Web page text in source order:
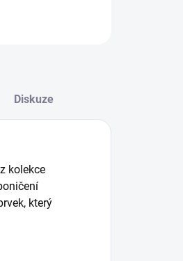
Diskuze
kolekce
který